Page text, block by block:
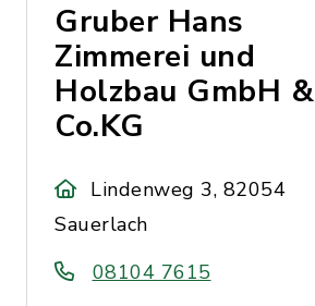
Gruber Hans
Zimmerei und
Holzbau GmbH &
Co.KG
Lindenweg 3, 82054
Sauerlach
08104 7615